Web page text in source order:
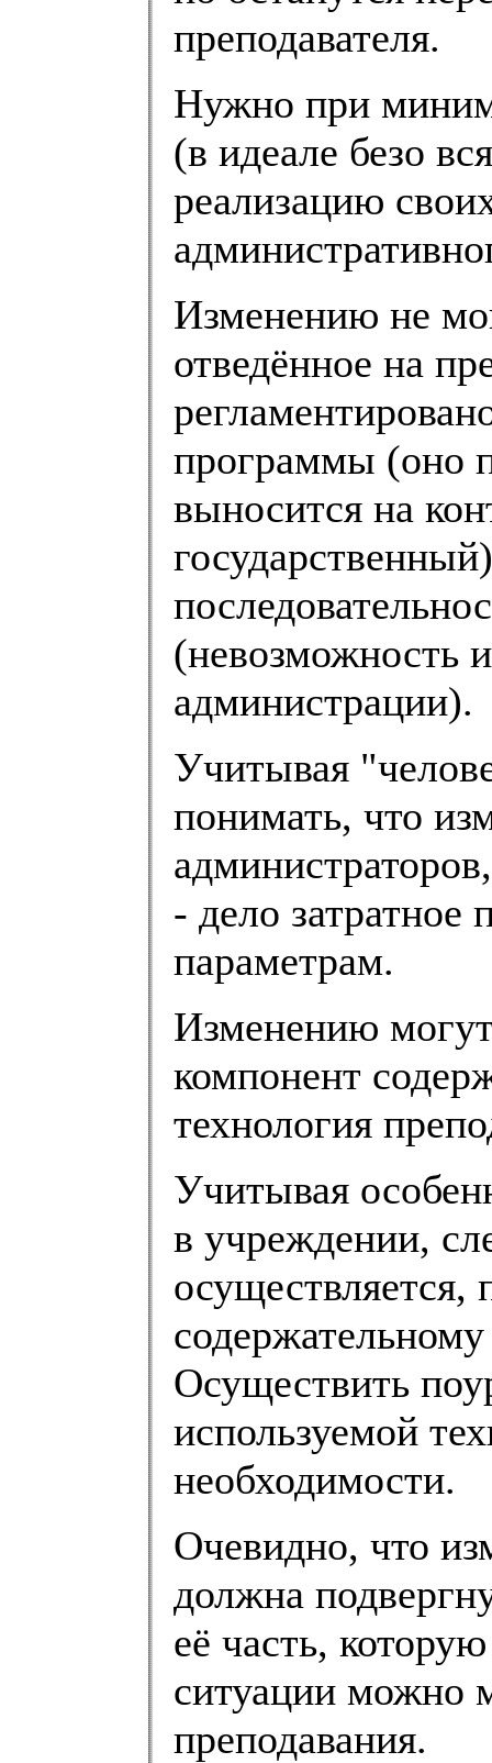
преподавателя.
Нужно при
(в идеале безо
реализацию
Изменению не
отведённое на
программы (оно
выносится на
(невозможность
администрации).
Учитывая
понимать, что
- дело
параметрам.
Изменению
компонент
технология
Учитывая
в учреждении,
осуществляется,
Осуществить
используемой
необходимости.
Очевидно, что
должна
её часть,
ситуации можно
преподавания.